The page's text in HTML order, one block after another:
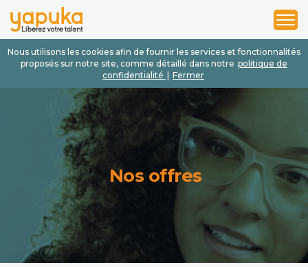
Nous utilisons les cookies afin de fournir les services et fonctionnalités
proposés sur notre site, comme détaillé dans notre politique de
confidentialité
Fermer
1
2
3
Nos offres